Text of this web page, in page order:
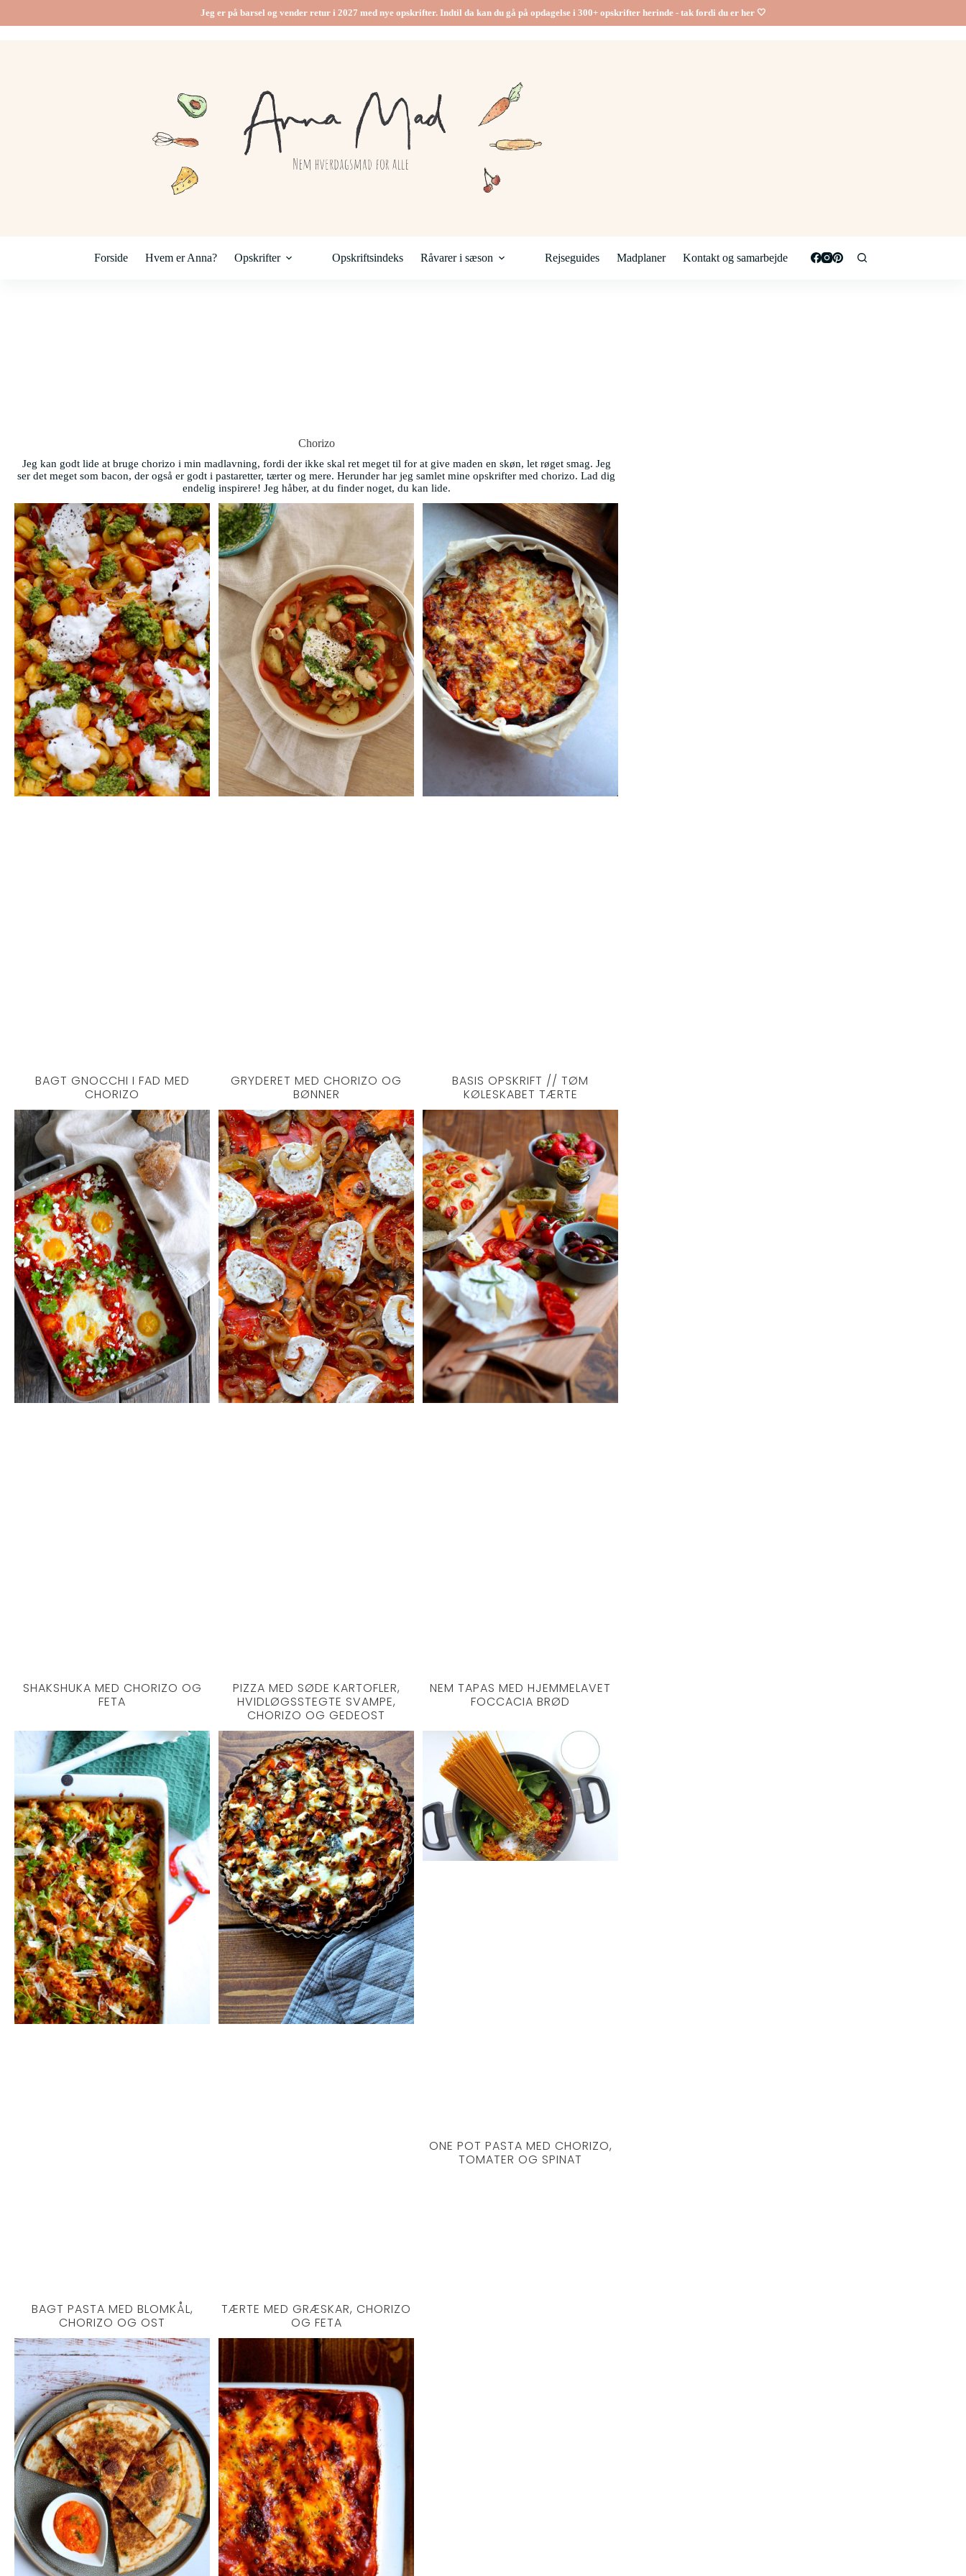
Jeg er på barsel og vender retur i 2027 med nye opskrifter. Indtil da kan du gå på opdagelse i 300+ opskrifter herinde - tak fordi du er her 🤍
Forside Hvem er Anna? Opskrifter Opskriftsindeks Råvarer i sæson Rejseguides Madplaner Kontakt og samarbejde
Chorizo
Jeg kan godt lide at bruge chorizo i min madlavning, fordi der ikke skal ret meget til for at give maden en skøn, let røget smag. Jeg
ser det meget som bacon, der også er godt i pastaretter, tærter og mere. Herunder har jeg samlet mine opskrifter med chorizo. Lad dig
endelig inspirere! Jeg håber, at du finder noget, du kan lide.
BAGT GNOCCHI I FAD MED
CHORIZO
GRYDERET MED CHORIZO OG
BØNNER
BASIS OPSKRIFT // TØM
KØLESKABET TÆRTE
SHAKSHUKA MED CHORIZO OG
FETA
PIZZA MED SØDE KARTOFLER,
HVIDLØGSSTEGTE SVAMPE,
CHORIZO OG GEDEOST
NEM TAPAS MED HJEMMELAVET
FOCCACIA BRØD
BAGT PASTA MED BLOMKÅL,
CHORIZO OG OST
TÆRTE MED GRÆSKAR, CHORIZO
OG FETA
ONE POT PASTA MED CHORIZO,
TOMATER OG SPINAT